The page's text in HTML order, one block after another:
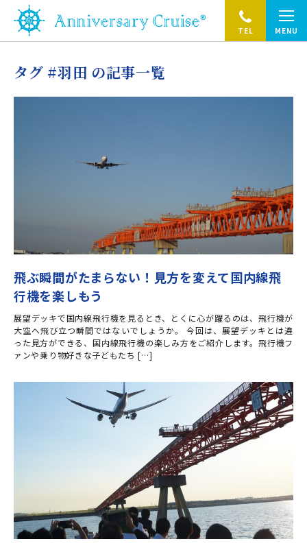
TEL MENU
タグ #羽田 の記事一覧
飛ぶ瞬間がたまらない！見方を変えて国内線飛
行機を楽しもう
展望デッキで国内線飛行機を見るとき、とくに心が躍るのは、飛行機が
大空へ飛び立つ瞬間ではないでしょうか。 今回は、展望デッキとは違
った見方ができる、国内線飛行機の楽しみ方をご紹介します。飛行機フ
ァンや乗り物好きな子どもたち […]